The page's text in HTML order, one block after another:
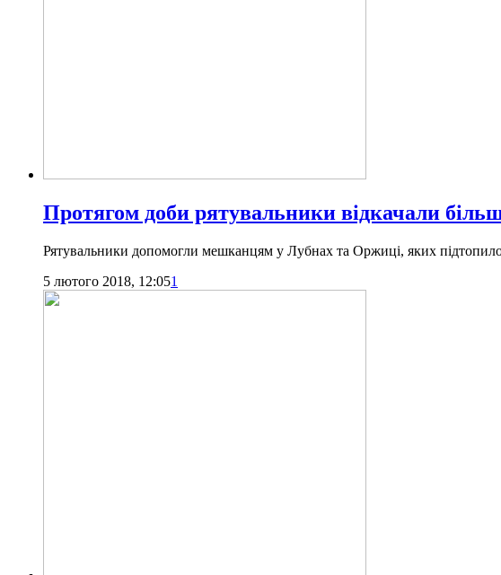
Протягом доби рятувальники відкачали
Рятувальники допомогли мешканцям у Лубнах та Оржиці, яких
5 лютого 2018, 12:051